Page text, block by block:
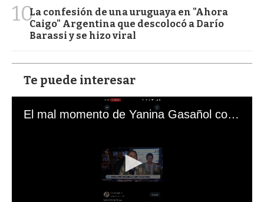
10La confesión de una uruguaya en "Ahora
Caigo" Argentina que descolocó a Darío
Barassi y se hizo viral
Te puede interesar
El mal momento de Yanina Gasañol con un hincha argentino en "Subrayado"